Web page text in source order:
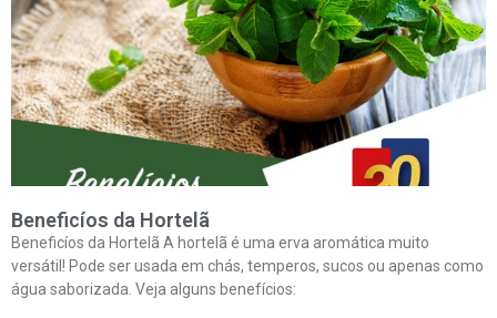
Beneficíos da Hortelã
Beneficíos da Hortelã A hortelã é uma erva aromática muito
versátil! Pode ser usada em chás, temperos, sucos ou apenas como
água saborizada. Veja alguns benefícios: